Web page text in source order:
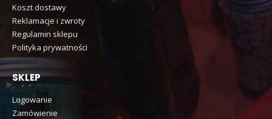
Koszt dostawy
Reklamacje i zwroty
Regulamin sklepu
Polityka prywatności
SKLEP
Logowanie
Zamówienie